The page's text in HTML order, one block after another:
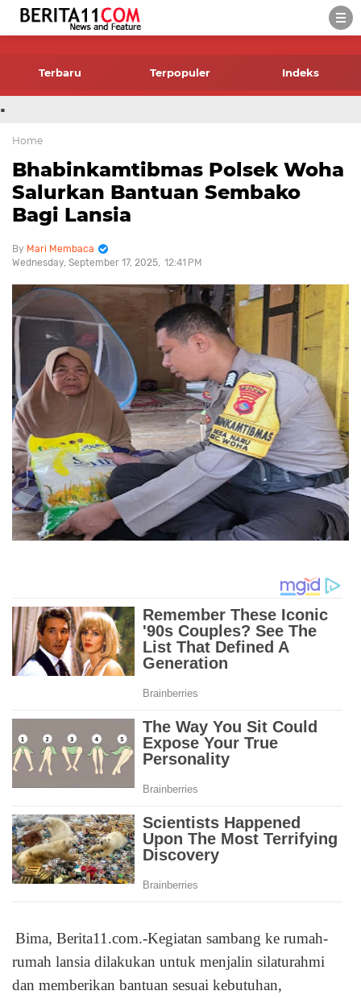
Terbaru Terpopuler Indeks
.
Home
Bhabinkamtibmas Polsek Woha
Salurkan Bantuan Sembako
Bagi Lansia
Mari Membaca
Wednesday, September 17, 2025 12:41 PM
Bima, Berita11.com.-Kegiatan sambang ke rumah-
rumah lansia dilakukan untuk menjalin silaturahmi
dan memberikan bantuan sesuai kebutuhan,